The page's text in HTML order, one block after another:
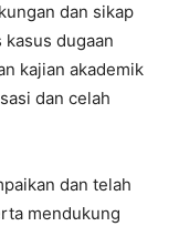
dan sikap
dugaan
kajian akademik
dan celah
dan telah
mendukung